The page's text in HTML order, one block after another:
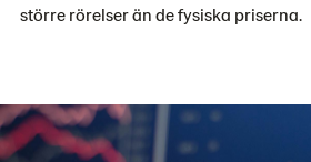
större rörelser än de fysiska priserna.